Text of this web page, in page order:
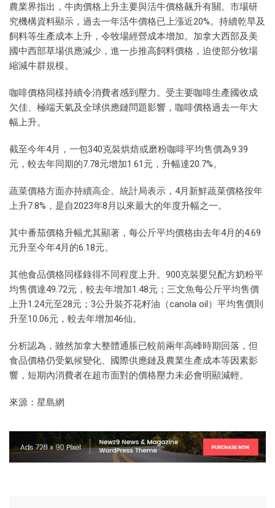
農業界指出，牛肉價格上升主要與活牛價格飆升有關。市場研
究機構資料顯示，過去一年活牛價格已上漲近20%。持續乾旱及
飼料等生產成本上升，令牧場經營成本增加。加拿大西部及美
國中西部草場供應減少，進一步推高飼料價格，迫使部分牧場
縮減牛群規模。
咖啡價格同樣持續令消費者感到壓力。受主要咖啡生產國收成
欠佳、極端天氣及全球供應鏈問題影響，咖啡價格過去一年大
幅上升。
截至今年4月，一包340克裝烘焙或磨粉咖啡平均售價為9.39
元，較去年同期的7.78元增加1.61元，升幅達20.7%。
蔬菜價格方面亦持續高企。統計局表示，4月新鮮蔬菜價格按年
上升7.8%，是自2023年8月以來最大的年度升幅之一。
其中番茄價格升幅尤其顯著，每公斤平均價格由去年4月的4.69
元升至今年4月的6.18元。
其他食品價格同樣錄得不同程度上升。900克裝嬰兒配方奶粉平
均售價達49.72元，較去年增加1.48元；三文魚每公斤平均售價
上升1.24元至28元；3公升裝芥花籽油（canola oil）平均售價則
升至10.06元，較去年增加46仙。
分析認為，雖然加拿大整體通脹已較前兩年高峰時期回落，但
食品價格仍受氣候變化、國際供應鏈及農業生產成本等因素影
響，短期內消費者在超市面對的價格壓力未必會明顯減輕。
來源：星島網